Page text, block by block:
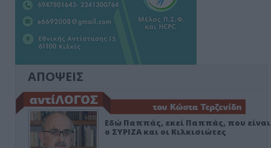
ΑΠΟΨΕΙΣ
Εδώ Παππάς, εκεί Παππάς, που είναι
ο ΣΥΡΙΖΑ και οι Κιλκισιώτες